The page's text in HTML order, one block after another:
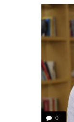
0